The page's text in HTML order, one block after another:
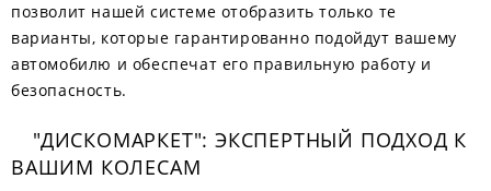
позволит нашей системе отобразить только те
варианты, которые гарантированно подойдут вашему
автомобилю и обеспечат его правильную работу и
безопасность.
"ДИСКОМАРКЕТ": ЭКСПЕРТНЫЙ ПОДХОД К
ВАШИМ КОЛЕСАМ